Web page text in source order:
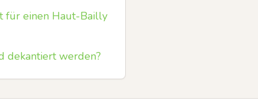
für einen Haut-Bailly
dekantiert werden?